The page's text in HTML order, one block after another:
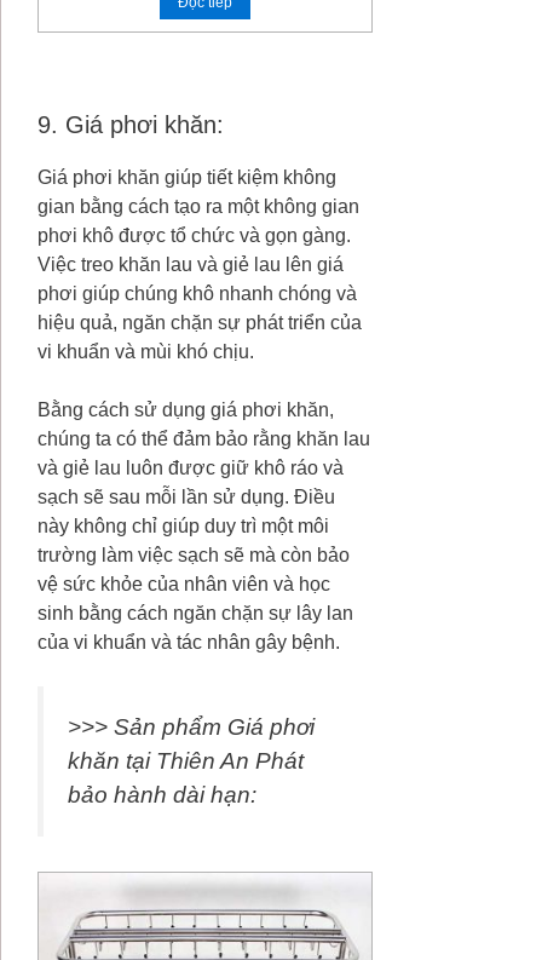
9. Giá phơi khăn:
Giá phơi khăn giúp tiết kiệm không
gian bằng cách tạo ra một không gian
phơi khô được tổ chức và gọn gàng.
Việc treo khăn lau và giẻ lau lên giá
phơi giúp chúng khô nhanh chóng và
hiệu quả, ngăn chặn sự phát triển của
vi khuẩn và mùi khó chịu.
Bằng cách sử dụng giá phơi khăn,
chúng ta có thể đảm bảo rằng khăn lau
và giẻ lau luôn được giữ khô ráo và
sạch sẽ sau mỗi lần sử dụng. Điều
này không chỉ giúp duy trì một môi
trường làm việc sạch sẽ mà còn bảo
vệ sức khỏe của nhân viên và học
sinh bằng cách ngăn chặn sự lây lan
của vi khuẩn và tác nhân gây bệnh.
>>> Sản phẩm Giá phơi
khăn tại Thiên An Phát
bảo hành dài hạn: